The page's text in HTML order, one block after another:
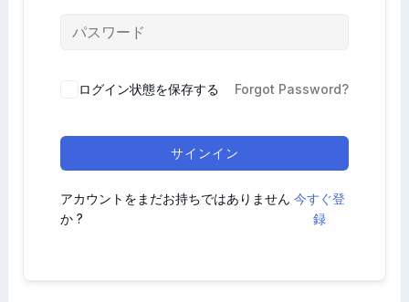
ログイン状態を保存する Forgot Password?
サインイン
アカウントをまだお持ちではありません
か ?
今すぐ登
録